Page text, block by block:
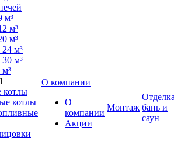
м³
м³
м³
м³
м³
м³
котлы
котлы
О компании
О
компании
Акции
Монтаж бань и
саун